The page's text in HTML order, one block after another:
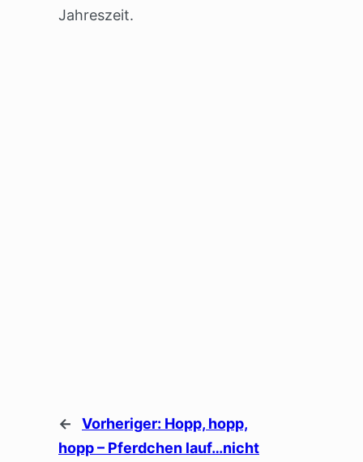
Jahreszeit.
← Vorheriger: Hopp, hopp,
hopp – Pferdchen lauf…nicht